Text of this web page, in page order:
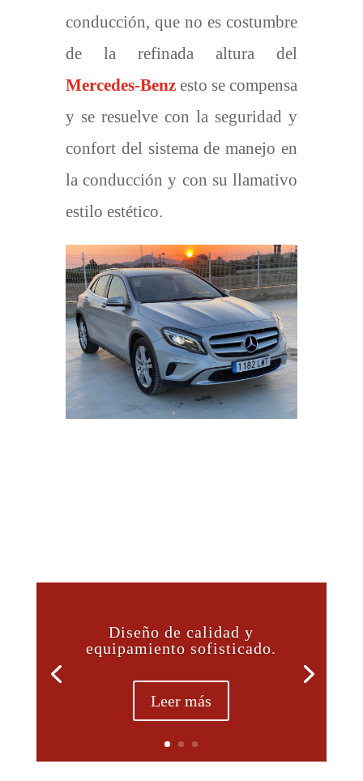
conducción, que no es costumbre
de la refinada altura del
Mercedes-Benz esto se compensa
y se resuelve con la seguridad y
confort del sistema de manejo en
la conducción y con su llamativo
estilo estético.
Diseño de calidad y
equipamiento sofisticado.
Leer más